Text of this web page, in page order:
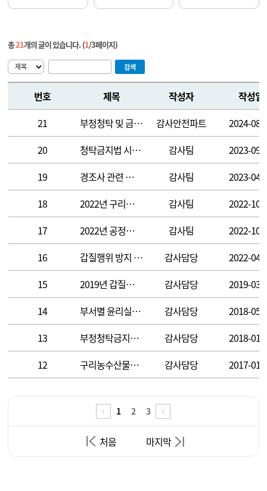
총21개의 글이 있습니다.(1/3페이지)
검색
번호 제목 작성자
작성일
21
부정청탁 및 금품 등 수수의 금지에 관한 법률 시행령 개정 안내 감사안전파트
2024-08-
20
청탁금지법 시행령 개정사항 감사팀
2023-09-
19
경조사 관련 「공직자 행동강령」 등 준수사항 안내 감사팀
2023-04-
18
2022년 구리도매시장e몰 연계 인권경영 홍보 감사팀
2022-10-
17
2022년 공정거래 및 갑질현황 설문 조사 결과 감사팀
2022-10-
16
갑질행위 방지 및 성인지 감수성 자가진단 감사담당
2022-04-
15
2019년 갑질근절 대책 수립 및 자체 가이드 라인 감사담당
2019-03-
14
부서별 윤리실천지침 감사담당
2018-05-
13
부정청탁금지법 시행령 개정사항 안내 감사담당
2018-01-
12
구리농수산물공사 2016년도 청렴도 측정결과 감사담당 2017-01-
1 2 3
처음 마지막